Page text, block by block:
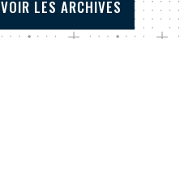
VOIR LES ARCHIVES